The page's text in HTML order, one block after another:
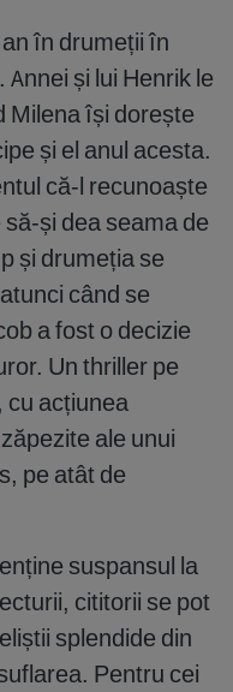
în drumeții în
și lui Henrik le
Milena își dorește
și el anul acesta.
că-l recunoaște
și dea seama de
și drumeția se
când se
a fost o decizie
Un thriller pe
cu acțiunea
ale unui
pe atât de
suspansul la
cititorii se pot
splendide din
Pentru cei